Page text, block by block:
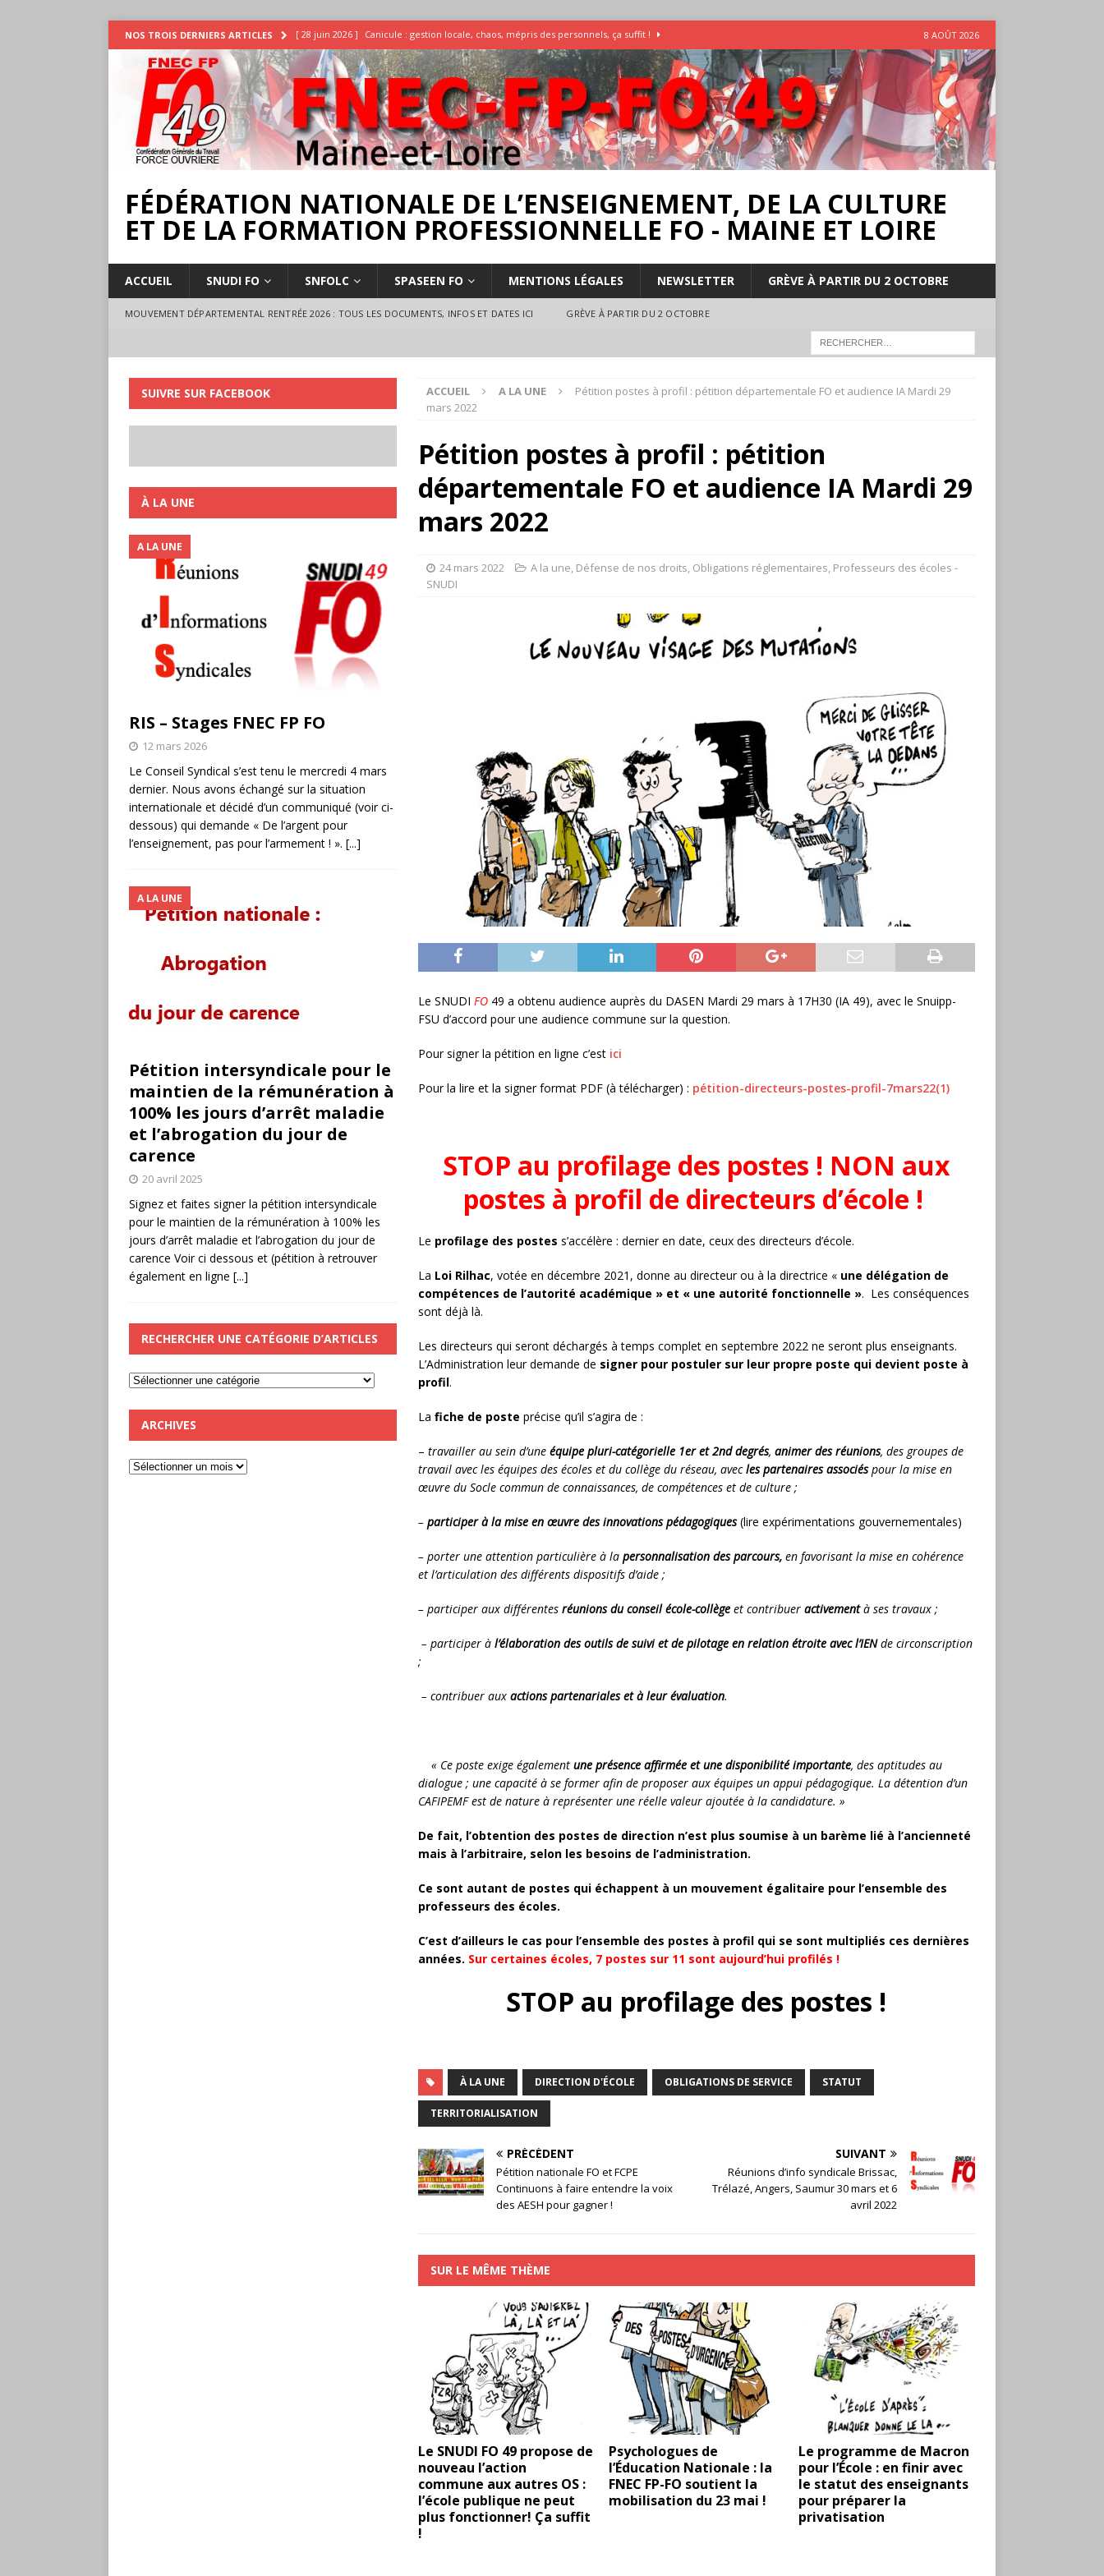
NOS TROIS DERNIERS ARTICLES [ 28 juin 2026 ] Canicule : gestion locale, chaos, mépris des personnels, ça suffit !
INTEMPÉRIES
[ 25 juin 2026 ] Enquête Températures et condition de travail dans les écoles AESH
[ 17 juillet 2026 ] Rassemblement pour la Libération du Dr Abu Safyia – pour la Palestine
18 juillet à Angers INTERPROFESSIONNEL
8 AOÛT 2026
FÉDÉRATION NATIONALE DE L’ENSEIGNEMENT, DE LA CULTURE
ET DE LA FORMATION PROFESSIONNELLE FO - MAINE ET LOIRE
ACCUEIL SNUDI FO SNFOLC SPASEEN FO MENTIONS LÉGALES NEWSLETTER GRÈVE À PARTIR DU 2 OCTOBRE
MOUVEMENT DÉPARTEMENTAL RENTRÉE 2026 : TOUS LES DOCUMENTS, INFOS ET DATES ICI GRÈVE À PARTIR DU 2 OCTOBRE
ACCUEIL A LA UNE
Pétition postes à profil : pétition départementale FO et audience IA Mardi 29
mars 2022
Pétition postes à profil : pétition
départementale FO et audience IA Mardi 29
mars 2022
24 mars 2022 A la une, Défense de nos droits, Obligations réglementaires, Professeurs des écoles -
SNUDI
Le SNUDI FO49 a obtenu audience auprès du DASEN Mardi 29 mars à 17H30 (IA 49), avec le Snuipp-
FSU d’accord pour une audience commune sur la question.
Pour signer la pétition en ligne c’est ici
Pour la lire et la signer format PDF (à télécharger) : pétition-directeurs-postes-profil-7mars22(1)
STOP au profilage des postes ! NON aux
postes à profil de directeurs d’école !
Le profilage des postes s’accélère : dernier en date, ceux des directeurs d’école.
La Loi Rilhac, votée en décembre 2021, donne au directeur ou à la directrice « une délégation de
compétences de l’autorité académique » et « une autorité fonctionnelle ». Les conséquences
sont déjà là.
Les directeurs qui seront déchargés à temps complet en septembre 2022 ne seront plus enseignants.
L’Administration leur demande de signer pour postuler sur leur propre poste qui devient poste à
profil.
La fiche de poste précise qu’il s’agira de :
– travailler au sein d’une équipe pluri-catégorielle 1er et 2nd degrés, animer des réunions, des groupes de
travail avec les équipes des écoles et du collège du réseau, avecles partenaires associéspour la mise en
œuvre du Socle commun de connaissances, de compétences et de culture ;
– participer à la mise en œuvre des innovations pédagogiques(lire expérimentations gouvernementales)
– porter une attention particulière à la personnalisation des parcours,en favorisant la mise en cohérence
et l’articulation des différents dispositifs d’aide ;
– participer aux différentes réunions du conseil école-collègeet contribuer activementà ses travaux ;
– participer à l’élaboration des outils de suivi et de pilotage en relation étroite avec l’IENde circonscription
;
– contribuer aux actions partenariales età leur évaluation.
« Ce poste exige également une présence affirmée et une disponibilité importante, des aptitudes au
dialogue ; une capacité à se former afin de proposer aux équipes un appui pédagogique. La détention d’un
CAFIPEMF est de nature à représenter une réelle valeur ajoutée à la candidature. »
De fait, l’obtention des postes de direction n’est plus soumise à un barème lié à l’ancienneté
mais à l’arbitraire, selon les besoins de l’administration.
Ce sont autant de postes qui échappent à un mouvement égalitaire pour l’ensemble des
professeurs des écoles.
C’est d’ailleurs le cas pour l’ensemble des postes à profil qui se sont multipliés ces dernières
années. Sur certaines écoles, 7 postes sur 11 sont aujourd’hui profilés !
STOP au profilage des postes !
À LA UNE DIRECTION D'ÉCOLE OBLIGATIONS DE SERVICE STATUT
TERRITORIALISATION
PRÉCÉDENT
Pétition nationale FO et FCPE
Continuons à faire entendre la voix
des AESH pour gagner !
SUIVANT
Réunions d’info syndicale Brissac,
Trélazé, Angers, Saumur 30 mars et 6
avril 2022
SUR LE MÊME THÈME
Le SNUDI FO 49 propose de
nouveau l’action
commune aux autres OS :
l’école publique ne peut
plus fonctionner! Ça suffit
!
Psychologues de
l’Éducation Nationale : la
FNEC FP-FO soutient la
mobilisation du 23 mai !
Le programme de Macron
pour l’École : en finir avec
le statut des enseignants
pour préparer la
privatisation
SUIVRE SUR FACEBOOK
À LA UNE
RIS – Stages FNEC FP FO
A LA UNE
12 mars 2026
Le Conseil Syndical s’est tenu le mercredi 4 mars
dernier. Nous avons échangé sur la situation
internationale et décidé d’un communiqué (voir ci-
dessous) qui demande « De l’argent pour
l’enseignement, pas pour l’armement ! ». [...]
Pétition intersyndicale pour le
maintien de la rémunération à
100% les jours d’arrêt maladie
et l’abrogation du jour de
carence
A LA UNE
20 avril 2025
Signez et faites signer la pétition intersyndicale
pour le maintien de la rémunération à 100% les
jours d’arrêt maladie et l’abrogation du jour de
carence Voir ci dessous et (pétition à retrouver
également en ligne [...]
RECHERCHER UNE CATÉGORIE D’ARTICLES
ARCHIVES